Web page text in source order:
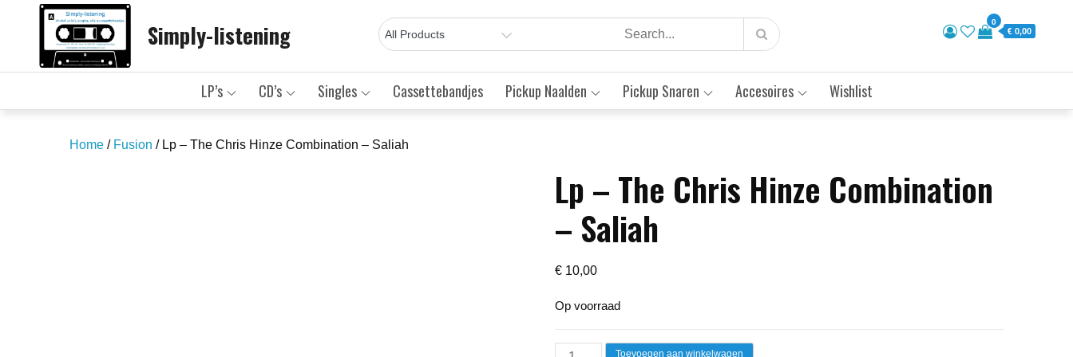
Simply-listening 0
€ 0,00
LP’s CD’s Singles Cassettebandjes Pickup Naalden Pickup Snaren Accesoires Wishlist
Home / Fusion / Lp – The Chris Hinze Combination – Saliah
Lp – The Chris Hinze Combination
– Saliah
€ 10,00
Op voorraad
Toevoegen aan winkelwagen